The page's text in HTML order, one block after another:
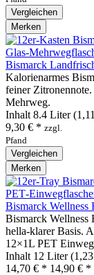
Vergleichen
Merken
Bismarck
Kalorienarmes
feiner
Mehrweg.
Inhalt 8.4 Liter
9,30 € * zzgl.
Pfand
Vergleichen
Merken
Bismarck
Bismarck Wellness
hella‑klarer Basis.
12×1L PET
Inhalt 12 Liter
14,70 € * 14,90 € *